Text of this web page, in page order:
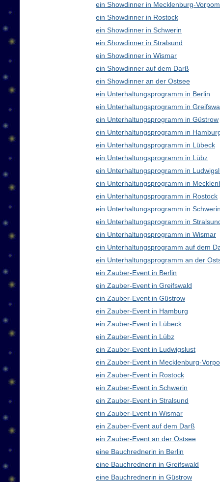
ein Showdinner in Mecklenburg-
ein Showdinner in Rostock
ein Showdinner in Schwerin
ein Showdinner in Stralsund
ein Showdinner in Wismar
ein Showdinner auf dem Darß
ein Showdinner an der Ostsee
ein Unterhaltungsprogramm in Berlin
ein Unterhaltungsprogramm in
ein Unterhaltungsprogramm in Güstrow
ein Unterhaltungsprogramm in
ein Unterhaltungsprogramm in Lübeck
ein Unterhaltungsprogramm in Lübz
ein Unterhaltungsprogramm in
ein Unterhaltungsprogramm in
ein Unterhaltungsprogramm in Rostock
ein Unterhaltungsprogramm in
ein Unterhaltungsprogramm in
ein Unterhaltungsprogramm in Wismar
ein Unterhaltungsprogramm auf dem
ein Unterhaltungsprogramm an der
ein Zauber-Event in Berlin
ein Zauber-Event in Greifswald
ein Zauber-Event in Güstrow
ein Zauber-Event in Hamburg
ein Zauber-Event in Lübeck
ein Zauber-Event in Lübz
ein Zauber-Event in Ludwigslust
ein Zauber-Event in Mecklenburg-
ein Zauber-Event in Rostock
ein Zauber-Event in Schwerin
ein Zauber-Event in Stralsund
ein Zauber-Event in Wismar
ein Zauber-Event auf dem Darß
ein Zauber-Event an der Ostsee
eine Bauchrednerin in Berlin
eine Bauchrednerin in Greifswald
eine Bauchrednerin in Güstrow